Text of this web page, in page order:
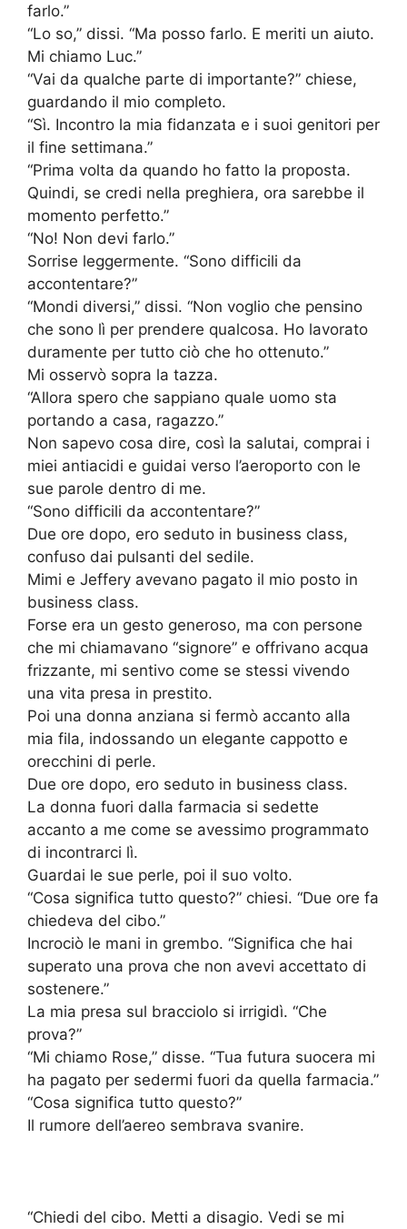
farlo.”
“Lo so,” dissi. “Ma posso farlo. E meriti un aiuto.
Mi chiamo Luc.”
“Vai da qualche parte di importante?” chiese,
guardando il mio completo.
“Sì. Incontro la mia fidanzata e i suoi genitori per
il fine settimana.”
“Prima volta da quando ho fatto la proposta.
Quindi, se credi nella preghiera, ora sarebbe il
momento perfetto.”
“No! Non devi farlo.”
Sorrise leggermente. “Sono difficili da
accontentare?”
“Mondi diversi,” dissi. “Non voglio che pensino
che sono lì per prendere qualcosa. Ho lavorato
duramente per tutto ciò che ho ottenuto.”
Mi osservò sopra la tazza.
“Allora spero che sappiano quale uomo sta
portando a casa, ragazzo.”
Non sapevo cosa dire, così la salutai, comprai i
miei antiacidi e guidai verso l’aeroporto con le
sue parole dentro di me.
“Sono difficili da accontentare?”
Due ore dopo, ero seduto in business class,
confuso dai pulsanti del sedile.
Mimi e Jeffery avevano pagato il mio posto in
business class.
Forse era un gesto generoso, ma con persone
che mi chiamavano “signore” e offrivano acqua
frizzante, mi sentivo come se stessi vivendo
una vita presa in prestito.
Poi una donna anziana si fermò accanto alla
mia fila, indossando un elegante cappotto e
orecchini di perle.
Due ore dopo, ero seduto in business class.
La donna fuori dalla farmacia si sedette
accanto a me come se avessimo programmato
di incontrarci lì.
Guardai le sue perle, poi il suo volto.
“Cosa significa tutto questo?” chiesi. “Due ore fa
chiedeva del cibo.”
Incrociò le mani in grembo. “Significa che hai
superato una prova che non avevi accettato di
sostenere.”
La mia presa sul bracciolo si irrigidì. “Che
prova?”
“Mi chiamo Rose,” disse. “Tua futura suocera mi
ha pagato per sedermi fuori da quella farmacia.”
“Cosa significa tutto questo?”
Il rumore dell’aereo sembrava svanire.
“Chiedi del cibo. Metti a disagio. Vedi se mi